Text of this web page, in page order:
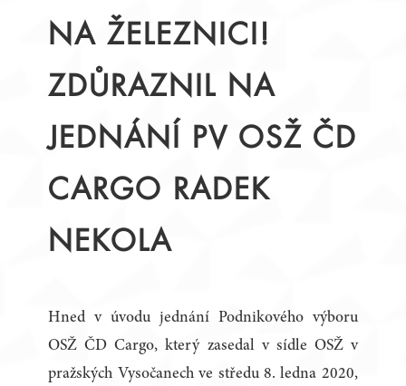
NA ŽELEZNICI!
ZDŮRAZNIL NA
JEDNÁNÍ PV OSŽ ČD
CARGO RADEK
NEKOLA
Hned v úvodu jednání Podnikového výboru
OSŽ ČD Cargo, který zasedal v sídle OSŽ v
pražských Vysočanech ve středu 8. ledna 2020,